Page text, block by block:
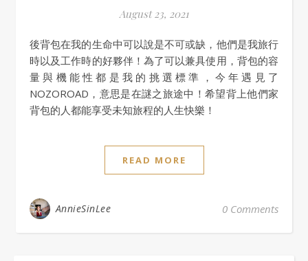
August 23, 2021
後背包在我的生命中可以說是不可或缺，他們是我旅行
時以及工作時的好夥伴！為了可以兼具使用，背包的容
量與機能性都是我的挑選標準，今年遇見了
NOZOROAD，意思是在謎之旅途中！希望背上他們家
背包的人都能享受未知旅程的人生快樂！
READ MORE
AnnieSinLee 0 Comments